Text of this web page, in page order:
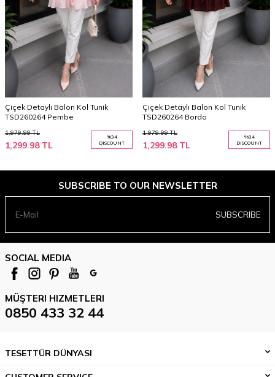
Çiçek Detaylı Balon Kol Tunik
TSD260264 Pembe
1,979.99TL
1,299.98TL
%34
DISCOUNT
Çiçek Detaylı Balon Kol Tunik
TSD260264 Bordo
1,979.99TL
1,299.98TL
%34
DISCOUNT
SUBSCRIBE TO OUR NEWSLETTER
SUBSCRIBE
SOCIAL MEDIA
MÜŞTERI HIZMETLERI
0850 433 32 44
TESETTÜR DÜNYASI